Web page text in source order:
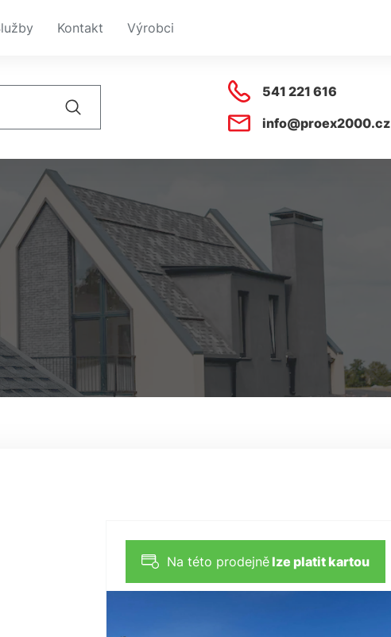
Kontakt Výrobci
541 221 616
info@proex2000.cz
Na této prodejně lze platit kartou